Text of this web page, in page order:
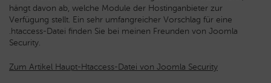
hängt davon ab, welche Module der Hostinganbieter zur
Verfügung stellt. Ein sehr umfangreicher Vorschlag für eine
.htaccess-Datei finden Sie bei meinen Freunden von Joomla
Security.
Zum Artikel Haupt-Htaccess-Datei von Joomla Security